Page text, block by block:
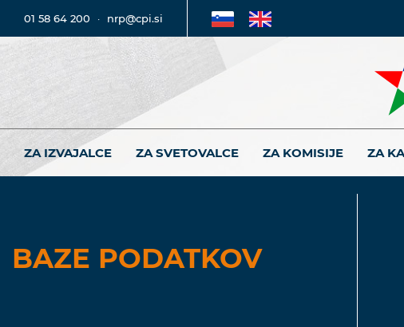
01 58 64 200 · nrp@cpi.si
ZA IZVAJALCE ZA SVETOVALCE ZA KOMISIJE ZA
BAZE PODATKOV